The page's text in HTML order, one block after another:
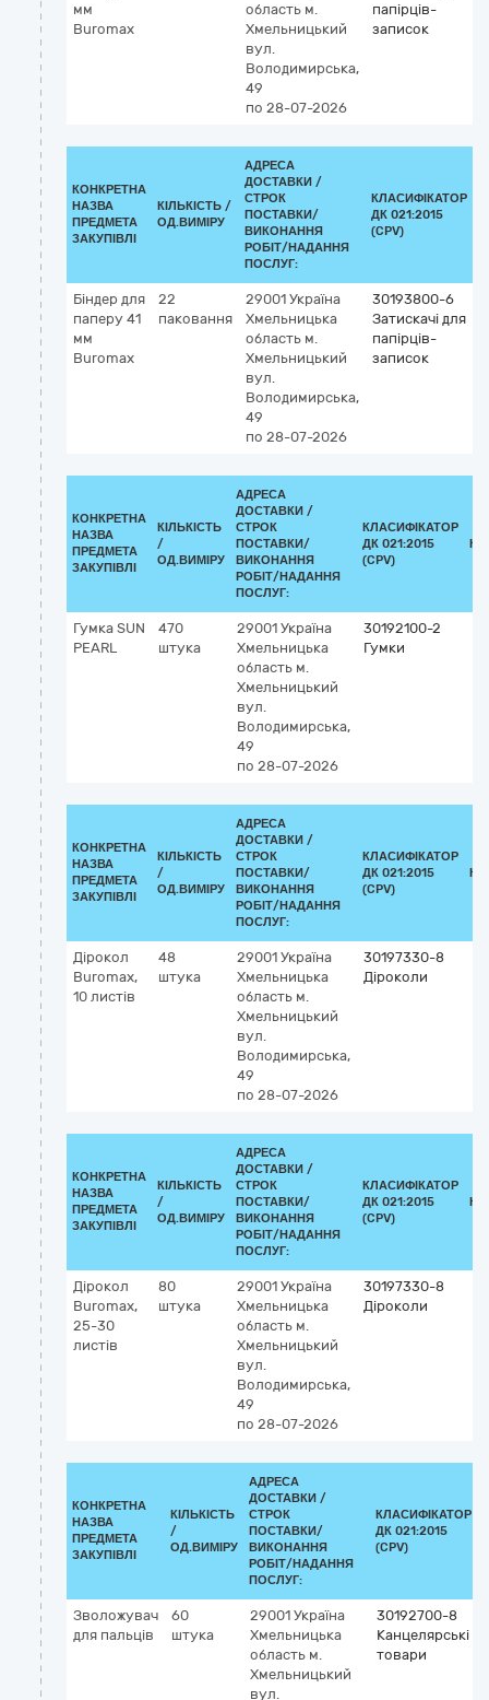
мм
Buromax
область м.
Хмельницький
вул.
Володимирська,
49
по 28-07-2026
папірців-
записок
КОНКРЕТНА
НАЗВА
ПРЕДМЕТА
ЗАКУПІВЛІ
КІЛЬКІСТЬ /
ОД.ВИМІРУ
АДРЕСА
ДОСТАВКИ /
СТРОК
ПОСТАВКИ/
ВИКОНАННЯ
РОБІТ/НАДАННЯ
ПОСЛУГ:
КЛАСИФІКАТОР
ДК 021:2015
(CPV)
Біндер для
паперу 41
мм
Buromax
22
паковання
29001 Україна
Хмельницька
область м.
Хмельницький
вул.
Володимирська,
49
по 28-07-2026
30193800-6
Затискачі для
папірців-
записок
КОНКРЕТНА
НАЗВА
ПРЕДМЕТА
ЗАКУПІВЛІ
КІЛЬКІСТЬ
/
ОД.ВИМІРУ
АДРЕСА
ДОСТАВКИ /
СТРОК
ПОСТАВКИ/
ВИКОНАННЯ
РОБІТ/НАДАННЯ
ПОСЛУГ:
КЛАСИФІКАТОР
ДК 021:2015
(CPV)
Гумка SUN
PEARL
470
штука
29001 Україна
Хмельницька
область м.
Хмельницький
вул.
Володимирська,
49
по 28-07-2026
30192100-2
Гумки
КОНКРЕТНА
НАЗВА
ПРЕДМЕТА
ЗАКУПІВЛІ
КІЛЬКІСТЬ
/
ОД.ВИМІРУ
АДРЕСА
ДОСТАВКИ /
СТРОК
ПОСТАВКИ/
ВИКОНАННЯ
РОБІТ/НАДАННЯ
ПОСЛУГ:
КЛАСИФІКАТОР
ДК 021:2015
(CPV)
Дірокол
Buromax,
10 листів
48
штука
29001 Україна
Хмельницька
область м.
Хмельницький
вул.
Володимирська,
49
по 28-07-2026
30197330-8
Діроколи
КОНКРЕТНА
НАЗВА
ПРЕДМЕТА
ЗАКУПІВЛІ
КІЛЬКІСТЬ
/
ОД.ВИМІРУ
АДРЕСА
ДОСТАВКИ /
СТРОК
ПОСТАВКИ/
ВИКОНАННЯ
РОБІТ/НАДАННЯ
ПОСЛУГ:
КЛАСИФІКАТОР
ДК 021:2015
(CPV)
Дірокол
Buromax,
25-30
листів
80
штука
29001 Україна
Хмельницька
область м.
Хмельницький
вул.
Володимирська,
49
по 28-07-2026
30197330-8
Діроколи
КОНКРЕТНА
НАЗВА
ПРЕДМЕТА
ЗАКУПІВЛІ
КІЛЬКІСТЬ
/
ОД.ВИМІРУ
АДРЕСА
ДОСТАВКИ /
СТРОК
ПОСТАВКИ/
ВИКОНАННЯ
РОБІТ/НАДАННЯ
ПОСЛУГ:
КЛАСИФІКАТОР
ДК 021:2015
(CPV)
Зволожувач
для пальців
60
штука
29001 Україна
Хмельницька
область м.
Хмельницький
вул.
30192700-8
Канцелярські
товари